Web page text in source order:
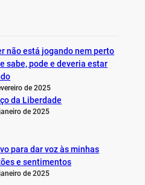
não está jogando nem perto
sabe, pode e deveria estar
de 2025
da Liberdade
de 2025
para dar voz às minhas
e sentimentos
de 2025